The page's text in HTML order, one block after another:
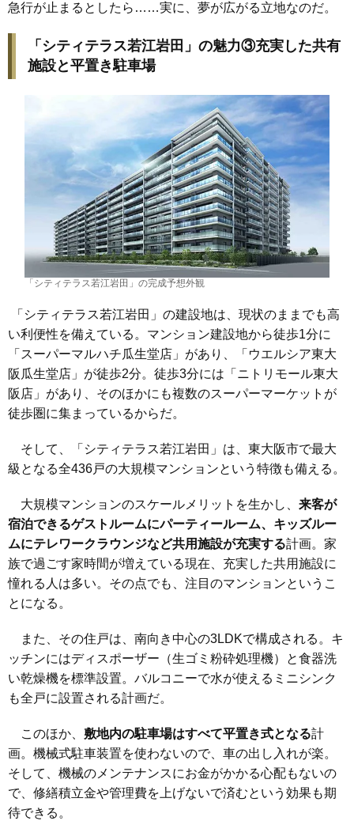
急行が止まるとしたら……実に、夢が広がる立地なのだ。
「シティテラス若江岩田」の魅力③充実した共有
施設と平置き駐車場
「シティテラス若江岩田」の完成予想外観
「シティテラス若江岩田」の建設地は、現状のままでも高
い利便性を備えている。マンション建設地から徒歩1分に
「スーパーマルハチ瓜生堂店」があり、「ウエルシア東大
阪瓜生堂店」が徒歩2分。徒歩3分には「ニトリモール東大
阪店」があり、そのほかにも複数のスーパーマーケットが
徒歩圏に集まっているからだ。
そして、「シティテラス若江岩田」は、東大阪市で最大
級となる全436戸の大規模マンションという特徴も備える。
大規模マンションのスケールメリットを生かし、 来客が
宿泊できるゲストルームにパーティールーム、キッズルー
ムにテレワークラウンジなど共用施設が充実する計画。家
族で過ごす家時間が増えている現在、充実した共用施設に
憧れる人は多い。その点でも、注目のマンションというこ
とになる。
また、その住戸は、南向き中心の3LDKで構成される。キ
ッチンにはディスポーザー（生ゴミ粉砕処理機）と食器洗
い乾燥機を標準設置。バルコニーで水が使えるミニシンク
も全戸に設置される計画だ。
このほか、 敷地内の駐車場はすべて平置き式となる計
画。機械式駐車装置を使わないので、車の出し入れが楽。
そして、機械のメンテナンスにお金がかかる心配もないの
で、修繕積立金や管理費を上げないで済むという効果も期
待できる。